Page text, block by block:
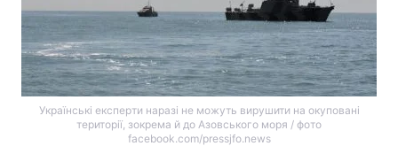
Українські експерти наразі не можуть вирушити на окуповані
території, зокрема й до Азовського моря / фото
facebook.com/pressjfo.news